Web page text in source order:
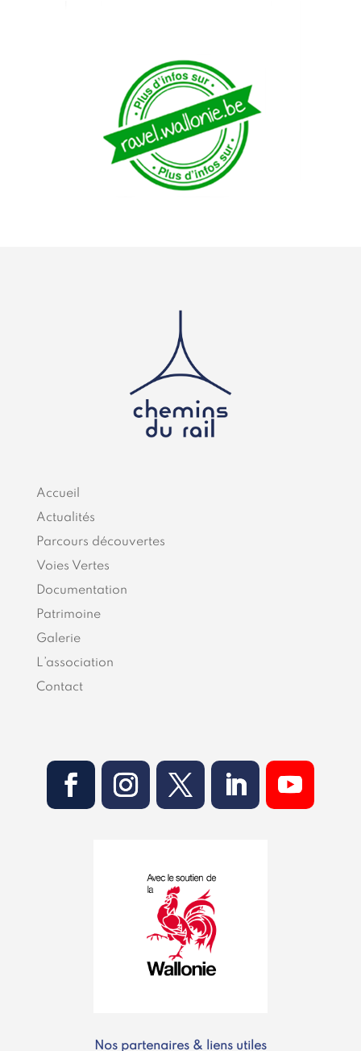
Accueil
Actualités
Parcours découvertes
Voies Vertes
Documentation
Patrimoine
Galerie
L’association
Contact
Nos partenaires & liens utiles